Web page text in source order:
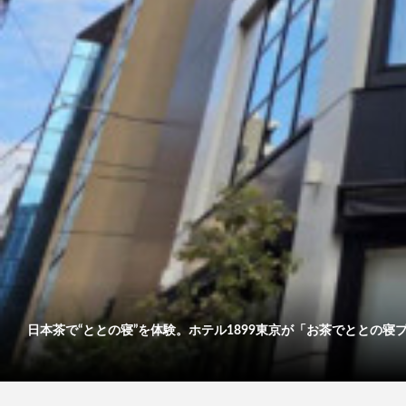
日本茶で“ととの寝”を体験。ホテル1899東京が「お茶でととの寝